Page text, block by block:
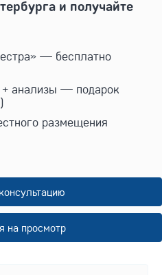
и получайте
— бесплатно
+ анализы — подарок
размещения
на просмотр